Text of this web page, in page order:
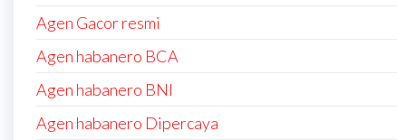
Agen Gacor resmi
Agen habanero BCA
Agen habanero BNI
Agen habanero Dipercaya